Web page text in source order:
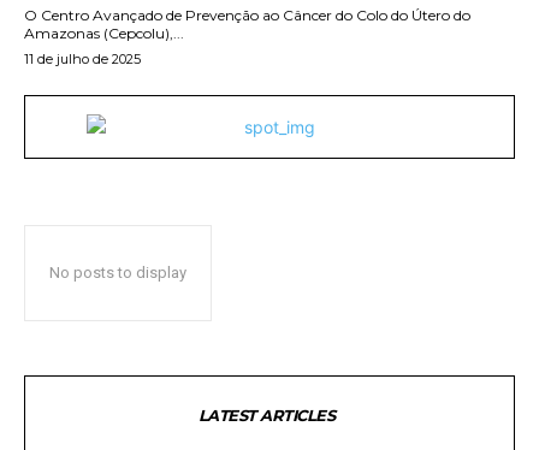
O Centro Avançado de Prevenção ao Câncer do Colo do Útero do
Amazonas (Cepcolu),...
11 de julho de 2025
No posts to display
LATEST ARTICLES